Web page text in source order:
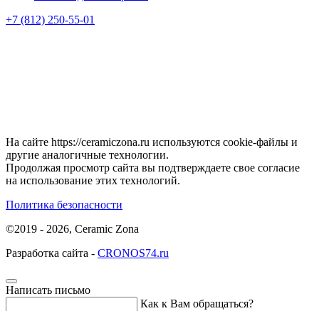
+7 (812) 250-55-01
На сайте https://ceramiczona.ru используются coоkie-файлы и
другие аналогичные технологии.
Продолжая просмотр сайта вы подтверждаете свое согласие
на использование этих технологий.
Политика безопасности
©2019 - 2026, Ceramic Zona
Разработка сайта - CRONOS74.ru
Написать письмо
Как к Вам обращаться?